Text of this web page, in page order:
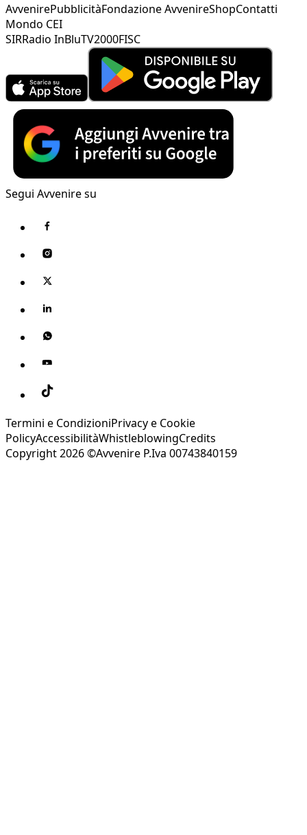
AvvenirePubblicitàFondazione AvvenireShopContatti
Mondo CEI
SIRRadio InBluTV2000FISC
Segui Avvenire su
Termini e CondizioniPrivacy e Cookie
PolicyAccessibilitàWhistleblowingCredits
Copyright 2026 ©Avvenire P.Iva 00743840159